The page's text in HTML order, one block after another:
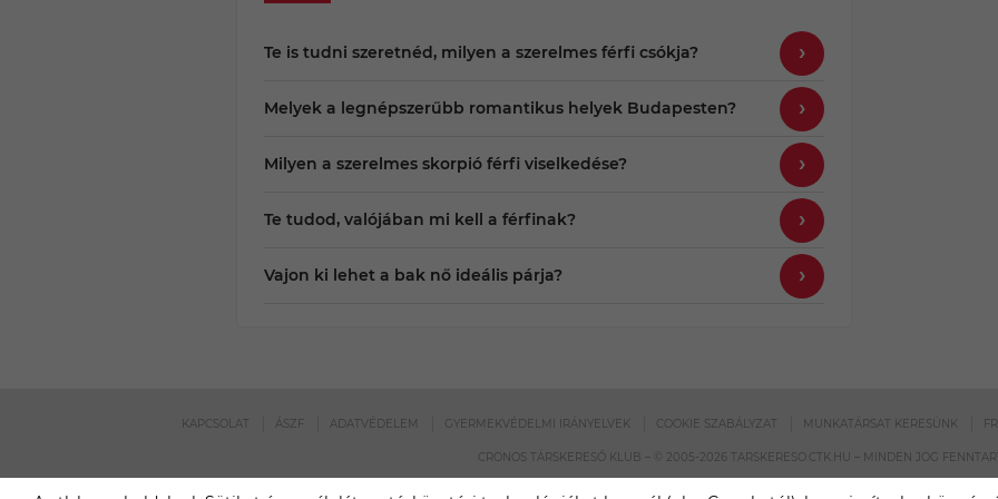
Te is tudni szeretnéd, milyen a szerelmes férfi csókja?
Melyek a legnépszerűbb romantikus helyek Budapesten?
Milyen a szerelmes skorpió férfi viselkedése?
Te tudod, valójában mi kell a férfinak?
Vajon ki lehet a bak nő ideális párja?
KAPCSOLAT ÁSZF ADATVÉDELEM GYERMEKVÉDELMI IRÁNYELVEK COOKIE SZABÁLYZAT MUNKATÁRSAT KERESÜNK
CRONOS TÁRSKERESŐ KLUB – © 2005-2026 TARSKERESO.CTK.HU – MINDEN JOG